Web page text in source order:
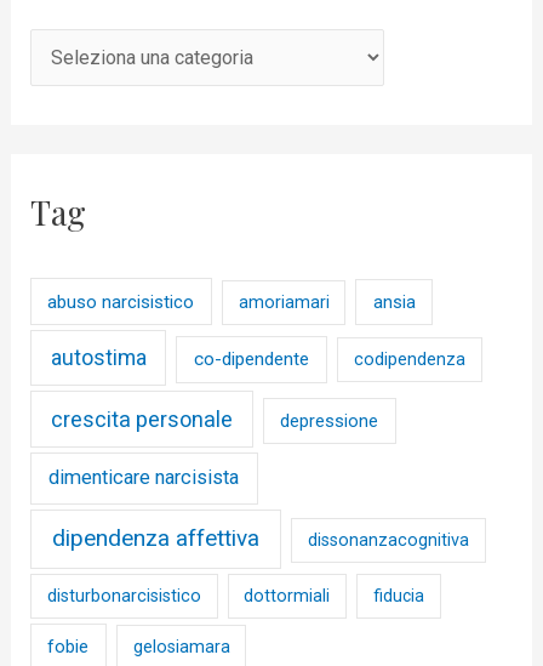
Tag
abuso narcisistico amoriamari ansia
autostima co-dipendente codipendenza
crescita personale depressione
dimenticare narcisista
dipendenza affettiva dissonanzacognitiva
disturbonarcisistico dottormiali fiducia
fobie gelosiamara